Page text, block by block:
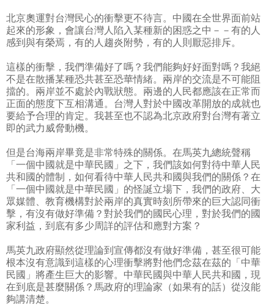
北京奧運對台灣民心的衝擊更不待言。中國在全世界面前站
起來的形象，會讓台灣人陷入某種新的困惑之中－－有的人
感到與有榮焉，有的人趨炎附勢，有的人則厭惡排斥。
這樣的衝擊，我們準備好了嗎？我們能夠好好面對嗎？我絕
不是在散播某種恐共甚至恐華情緒。兩岸的交流是不可能阻
擋的。兩岸並不處於內戰狀態。兩邊的人民都應該在正常而
正面的態度下互相溝通。台灣人對於中國改革開放的成就也
要給予合理的肯定。我甚至也不認為北京政府對台灣有著立
即的武力威脅動機。
但是台海兩岸畢竟是非常特殊的關係。在馬英九總統聲稱
「一個中國就是中華民國」之下，我們該如何對待中華人民
共和國的體制，如何看待中華人民共和國與我們的關係？在
「一個中國就是中華民國」的怪誕立場下，我們的政府、大
眾媒體、教育機構對於兩岸的真實時刻所帶來的巨大認同衝
擊，有沒有做好準備？對於我們的國民心理，對於我們的國
家利益，到底有多少周詳的評估和應對方案？
馬英九政府顯然從理論到宣傳都沒有做好準備，甚至很可能
根本沒有意識到這樣的心理衝擊將對他們念茲在茲的「中華
民國」將產生巨大的影響。中華民國與中華人民共和國，現
在到底是甚麼關係？馬政府的理論家（如果有的話）從沒能
夠講清楚。